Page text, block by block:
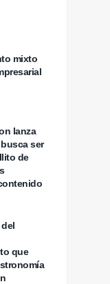
mixto
lanza
ser
de
que